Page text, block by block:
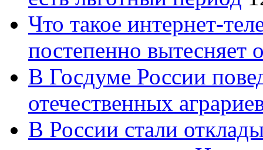
Что такое интернет-
постепенно вытесняет
В Госдуме России
отечественных
В России стали